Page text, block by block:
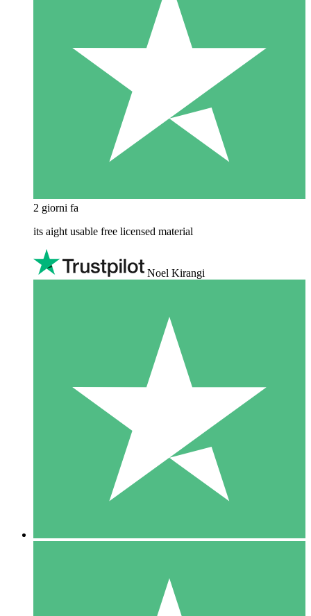
2 giorni fa
its aight usable free licensed material
Noel Kirangi